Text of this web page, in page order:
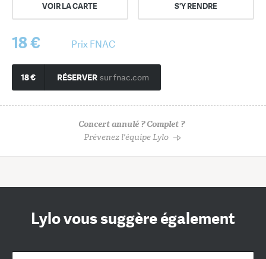
VOIR LA CARTE S'Y RENDRE
18 € Prix FNAC
18 € RÉSERVER sur fnac.com
Concert annulé ? Complet ?
Prévenez l'équipe Lylo
Lylo vous suggère également